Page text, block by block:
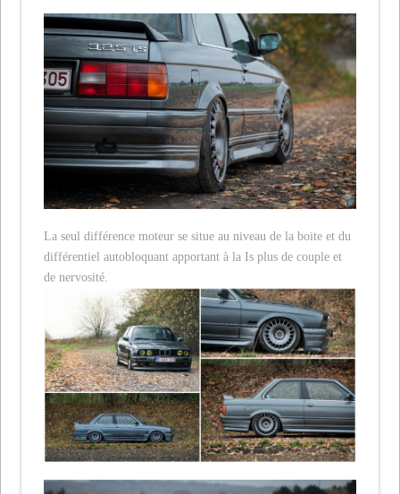
La seul différence moteur se situe au niveau de la boite et du
différentiel autobloquant apportant à la Is plus de couple et
de nervosité.